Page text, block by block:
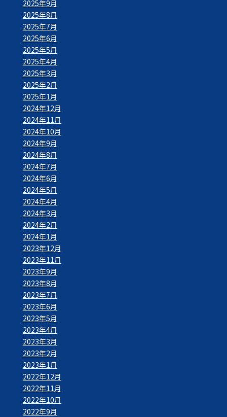
2025年9月
2025年8月
2025年7月
2025年6月
2025年5月
2025年4月
2025年3月
2025年2月
2025年1月
2024年12月
2024年11月
2024年10月
2024年9月
2024年8月
2024年7月
2024年6月
2024年5月
2024年4月
2024年3月
2024年2月
2024年1月
2023年12月
2023年11月
2023年9月
2023年8月
2023年7月
2023年6月
2023年5月
2023年4月
2023年3月
2023年2月
2023年1月
2022年12月
2022年11月
2022年10月
2022年9月